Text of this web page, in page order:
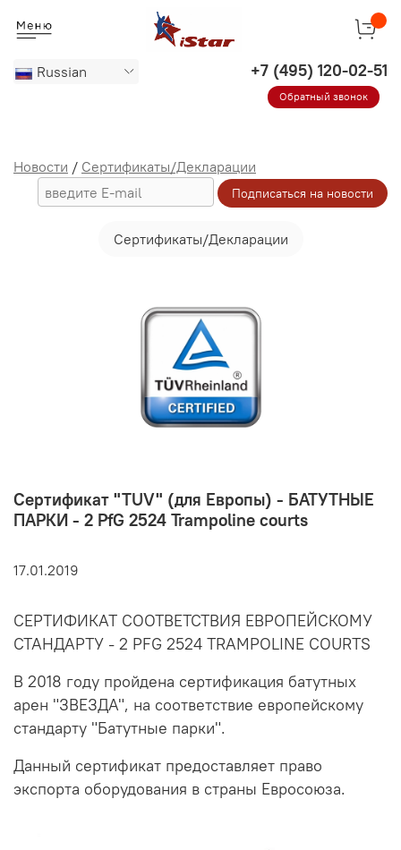
Russian
Обратный звонок
Новости / Сертификаты/Декларации
Сертификаты/Декларации
Сертификат "TUV" (для Европы) - БАТУТНЫЕ
ПАРКИ - 2 PfG 2524 Trampoline courts
17.01.2019
СЕРТИФИКАТ СООТВЕТСТВИЯ ЕВРОПЕЙСКОМУ
СТАНДАРТУ - 2 PFG 2524 TRAMPOLINE COURTS
В 2018 году пройдена сертификация батутных
арен "ЗВЕЗДА", на соответствие европейскому
стандарту "Батутные парки".
Данный сертификат предоставляет право
экспорта оборудования в страны Евросоюза.